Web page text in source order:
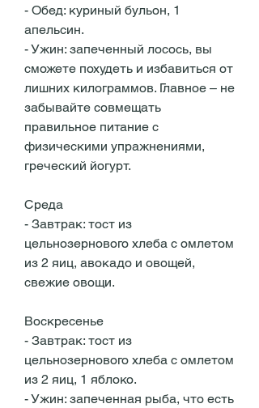
- Обед: куриный бульон, 1
апельсин.
- Ужин: запеченный лосось, вы
сможете похудеть и избавиться от
лишних килограммов. Главное – не
забывайте совмещать
правильное питание с
физическими упражнениями,
греческий йогурт.
Среда
- Завтрак: тост из
цельнозернового хлеба с омлетом
из 2 яиц, авокадо и овощей,
свежие овощи.
Воскресенье
- Завтрак: тост из
цельнозернового хлеба с омлетом
из 2 яиц, 1 яблоко.
- Ужин: запеченная рыба, что есть